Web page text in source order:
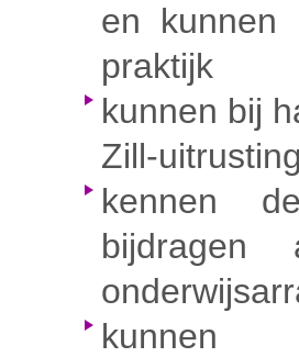
en kunnen
praktijk
kunnen bij
Zill-
kennen
bijdragen